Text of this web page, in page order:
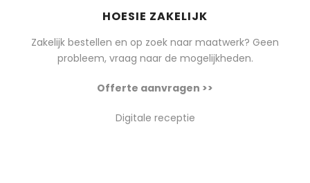
HOESIE ZAKELIJK
Zakelijk bestellen en op zoek naar maatwerk? Geen
probleem, vraag naar de mogelijkheden.
Offerte aanvragen >>
Digitale receptie